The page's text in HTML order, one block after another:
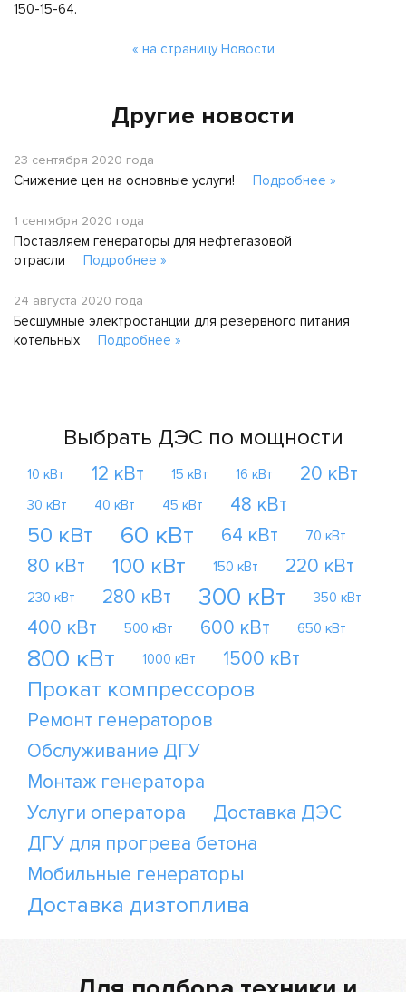
150-15-64.
« на страницу Новости
Другие новости
23 сентября 2020 года
Снижение цен на основные услуги! Подробнее »
1 сентября 2020 года
Поставляем генераторы для нефтегазовой
отрасли
Подробнее »
24 августа 2020 года
Бесшумные электростанции для резервного питания
котельных
Подробнее »
Выбрать ДЭС по мощности
10 кВт 12 кВт 15 кВт 16 кВт 20 кВт
30 кВт 40 кВт 45 кВт 48 кВт
50 кВт 60 кВт 64 кВт 70 кВт
80 кВт 100 кВт 150 кВт 220 кВт
230 кВт 280 кВт 300 кВт 350 кВт
400 кВт 500 кВт 600 кВт 650 кВт
800 кВт 1000 кВт 1500 кВт
Прокат компрессоров
Ремонт генераторов
Обслуживание ДГУ
Монтаж генератора
Услуги оператора
Доставка ДЭС
ДГУ для прогрева бетона
Мобильные генераторы
Доставка дизтоплива